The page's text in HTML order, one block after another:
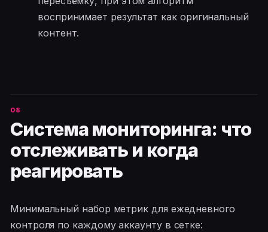
воспринимает результат как оригинальный
контент.
Система мониторинга: что
отслеживать и когда
реагировать
Минимальный набор метрик для ежедневного
контроля по каждому аккаунту в сетке: